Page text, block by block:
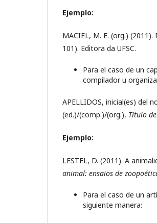
Ejemplo:
MACIEL, M. E. (org.)
101). Editora da UFSC.
Para el caso de un
compilador u
APELLIDOS, inicial(es) del
(ed.)/(comp.)/(org.), Título
Ejemplo:
LESTEL, D. (2011). A
animal: ensaios de
Para el caso de un
siguiente manera: